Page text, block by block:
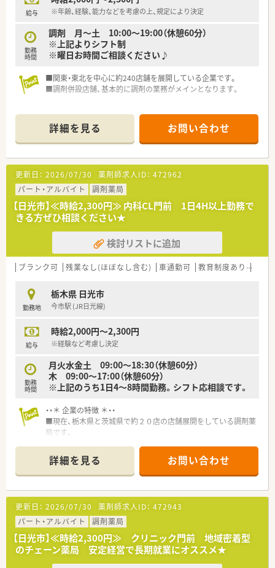
給与 ※年齢、経験、能力などを考慮の上、規定により決定
勤務
時間
調剤 月～土 10:00～19:00（休憩60分）
※上記よりシフト制
※曜日お時間ご相談ください♪
■関東・東北を中心に約240店舗を展開している企業です。
■調剤併設店舗、基本的に調剤の業務がメインとなります。
詳細を見る お問い合わせ
更新日： 2026/07/30 薬剤師求人ID： 472962
パート・アルバイト
調剤薬局
【日光市】≪時給2,300円≫ 内科CL門前 1日4H以上勤務で
きる方ぜひ相談ください★
検討リストに追加
ブランク可 残業なし(ほぼなし含む) 車通勤可 教育制度あり
勤務地
栃木県 日光市
今市駅 (JR日光線)
給与
時給2,000円～2,300円
※経験など考慮し決定
勤務
時間
月火水金土 09:00～18:30（休憩60分）
木 09:00～17:00（休憩60分）
※上記のうち1日4～8時間勤務。シフト応相談です。
・・＊ 企業の特徴 ＊・・
■現在、栃木県と茨城県で約２０店の店舗展開をしている調剤薬
局です。
事業等、様々な分野で展開をしています。
■地域に密着した患者様本位の地域医療の充実を目指し日々業
務を行うことのできる環境です。
詳細を見る お問い合わせ
更新日： 2026/07/30 薬剤師求人ID： 472943
パート・アルバイト
調剤薬局
【日光市】≪時給2,300円≫ クリニック門前 地域密着型
のチェーン薬局 安定経営で長期就業にオススメ★